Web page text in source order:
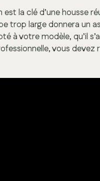
est la clé d’une housse
trop large donnera un
à votre modèle, qu’il
vous